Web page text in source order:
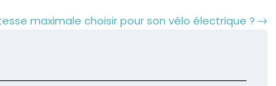
maximale choisir pour son vélo électrique ?